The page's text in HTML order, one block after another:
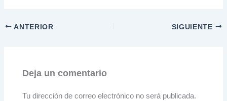
ANTERIOR SIGUIENTE
Deja un comentario
Tu dirección de correo electrónico no será publicada.